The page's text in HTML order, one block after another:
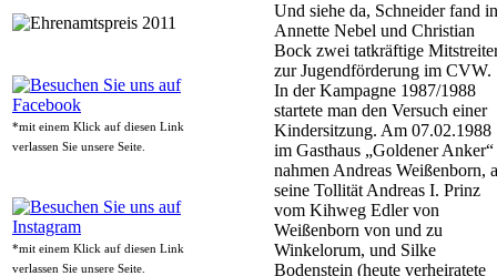
*mit einem Klick auf diesen Link
verlassen Sie unsere Seite.
*mit einem Klick auf diesen Link
verlassen Sie unsere Seite.
Und siehe da, Schneider fand in
Annette Nebel und Christian
Bock zwei tatkräftige
zur Jugendförderung im CVW.
In der Kampagne 1987/1988
startete man den Versuch einer
Kindersitzung. Am 07.02.1988
im Gasthaus „Goldener Anker“
nahmen Andreas Weißenborn,
seine Tollität Andreas I. Prinz
vom Kihweg Edler von
Weißenborn von und zu
Winkelorum, und Silke
Bodenstein (heute verheiratete